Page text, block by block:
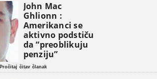
John Mac
Ghlionn :
Amerikanci se
aktivno podstiču
da “preoblikuju
penziju”
Pročitaj čitav članak